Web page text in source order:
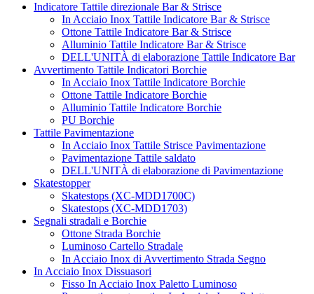
Indicatore Tattile direzionale Bar & Strisce
In Acciaio Inox Tattile Indicatore Bar & Strisce
Ottone Tattile Indicatore Bar & Strisce
Alluminio Tattile Indicatore Bar & Strisce
DELL'UNITÀ di elaborazione Tattile Indicatore Bar
Avvertimento Tattile Indicatori Borchie
In Acciaio Inox Tattile Indicatore Borchie
Ottone Tattile Indicatore Borchie
Alluminio Tattile Indicatore Borchie
PU Borchie
Tattile Pavimentazione
In Acciaio Inox Tattile Strisce Pavimentazione
Pavimentazione Tattile saldato
DELL'UNITÀ di elaborazione di Pavimentazione
Skatestopper
Skatestops (XC-MDD1700C)
Skatestops (XC-MDD1703)
Segnali stradali e Borchie
Ottone Strada Borchie
Luminoso Cartello Stradale
In Acciaio Inox di Avvertimento Strada Segno
In Acciaio Inox Dissuasori
Fisso In Acciaio Inox Paletto Luminoso